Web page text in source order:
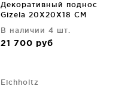
Декоративный поднос
Gizela 20X20X18 CM
В наличии 4 шт.
21 700 руб
Eichholtz